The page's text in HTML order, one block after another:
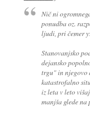
Nič ni
ponudba oz.
ljudi, pri čemer
Stanovanjsko
dejansko
trgu" in njegovo
katastrofalno
iz leta v leto
manjša glede na